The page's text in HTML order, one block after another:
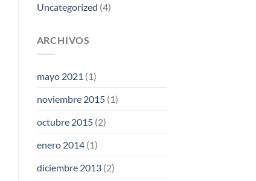
Uncategorized (4)
ARCHIVOS
mayo 2021 (1)
noviembre 2015(1)
octubre 2015(2)
enero 2014(1)
diciembre 2013(2)